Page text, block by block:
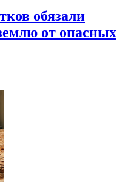
обязали
от опасных